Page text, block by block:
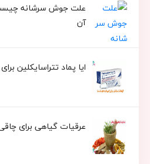
علت جوش سرشانه چیست
آن
ایا پماد تتراسایکلین
عرقیات گیاهی برای